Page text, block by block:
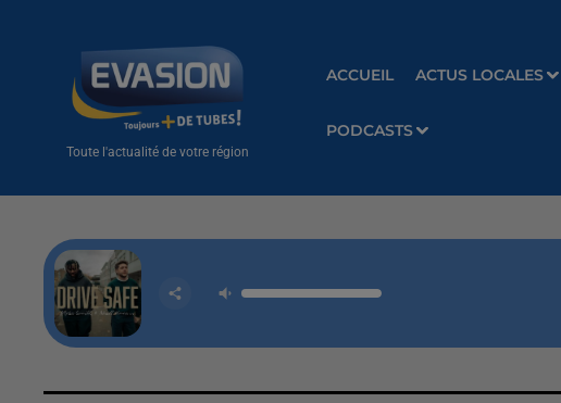
Toute l'actualité de votre région
ACCUEIL ACTUS LOCALES
PODCASTS